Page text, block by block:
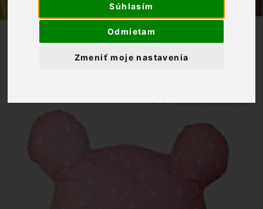
Súhlasím
Odmietam
Zmeniť moje nastavenia